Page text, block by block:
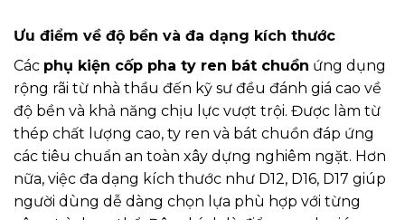
Ưu điểm về độ bền và đa dạng kích thước
Các phụ kiện cốp pha ty ren bát chuồn ứng dụng
rộng rãi từ nhà thầu đến kỹ sư đều đánh giá cao về
độ bền và khả năng chịu lực vượt trội. Được làm từ
thép chất lượng cao, ty ren và bát chuồn đáp ứng
các tiêu chuẩn an toàn xây dựng nghiêm ngặt. Hơn
nữa, việc đa dạng kích thước như D12, D16, D17 giúp
người dùng dễ dàng chọn lựa phù hợp với từng